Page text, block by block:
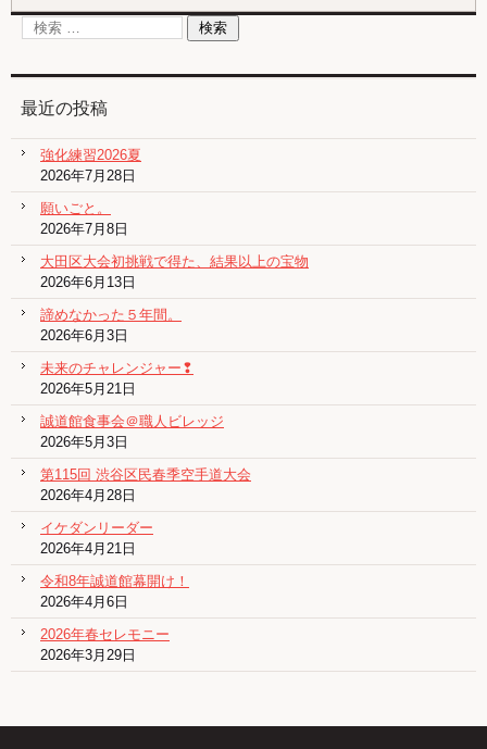
最近の投稿
強化練習2026夏
2026年7月28日
願いごと。
2026年7月8日
大田区大会初挑戦で得た、結果以上の宝物
2026年6月13日
諦めなかった５年間。
2026年6月3日
未来のチャレンジャー❢
2026年5月21日
誠道館食事会＠職人ビレッジ
2026年5月3日
第115回 渋谷区民春季空手道大会
2026年4月28日
イケダンリーダー
2026年4月21日
令和8年誠道館幕開け！
2026年4月6日
2026年春セレモニー
2026年3月29日